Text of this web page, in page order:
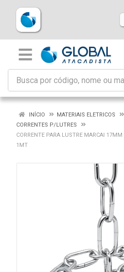
INÍCIO
MATERIAIS ELETRICOS
CORRENTES P/LUTRES
CORRENTE PARA LUSTRE MARCAI
1MT